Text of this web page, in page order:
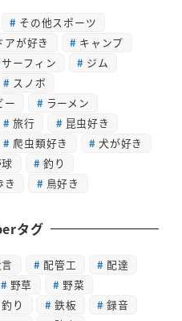
その他スポーツ
アが好き
キャンプ
サーフィン
ジム
スノボ
ー
ラーメン
旅行
昆虫好き
爬虫類好き
犬が好き
釣り
き 鳥好き
タグ
配管工
配達
野草
野菜
釣り 鉄板
録音